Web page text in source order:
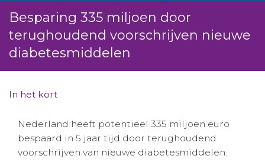
Projecten
Over IVM
Actueel
Aanmelden nieuwsbrief
Besparing 335 miljoen door
terughoudend voorschrijven nieuwe
diabetesmiddelen
In het kort
Nederland heeft potentieel 335 miljoen euro
bespaard in 5 jaar tijd door terughoudend
voorschrijven van nieuwe diabetesmiddelen.